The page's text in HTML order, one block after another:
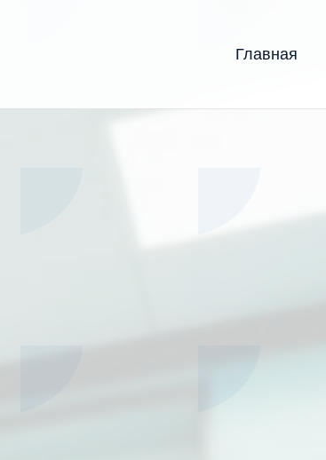
Главная